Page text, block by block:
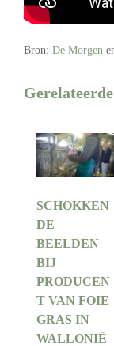
Bron: De Morgen
SCHOKKEN
DE
BEELDEN
BIJ
PRODUCEN
T VAN FOIE
GRAS IN
WALLONIË